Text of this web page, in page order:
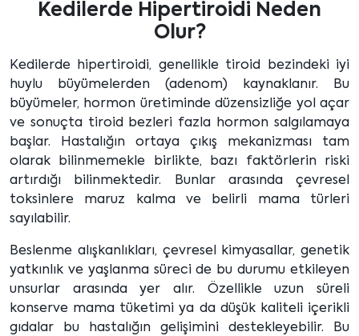
Kedilerde Hipertiroidi Neden
Olur?
Kedilerde hipertiroidi, genellikle tiroid bezindeki iyi
huylu büyümelerden (adenom) kaynaklanır. Bu
büyümeler, hormon üretiminde düzensizliğe yol açar
ve sonuçta tiroid bezleri fazla hormon salgılamaya
başlar. Hastalığın ortaya çıkış mekanizması tam
olarak bilinmemekle birlikte, bazı faktörlerin riski
artırdığı bilinmektedir. Bunlar arasında çevresel
toksinlere maruz kalma ve belirli mama türleri
sayılabilir.
Beslenme alışkanlıkları, çevresel kimyasallar, genetik
yatkınlık ve yaşlanma süreci de bu durumu etkileyen
unsurlar arasında yer alır. Özellikle uzun süreli
konserve mama tüketimi ya da düşük kaliteli içerikli
gıdalar bu hastalığın gelişimini destekleyebilir. Bu